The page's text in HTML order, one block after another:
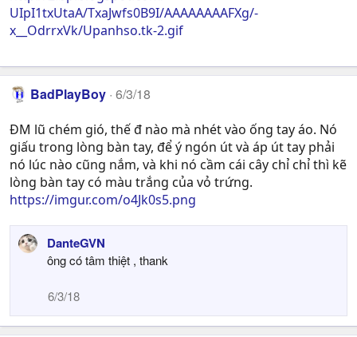
UIpI1txUtaA/TxaJwfs0B9I/AAAAAAAAFXg/-
x__OdrrxVk/Upanhso.tk-2.gif
BadPlayBoy 6/3/18
ĐM lũ chém gió, thế đ nào mà nhét vào ống tay áo. Nó
giấu trong lòng bàn tay, để ý ngón út và áp út tay phải
nó lúc nào cũng nắm, và khi nó cầm cái cây chỉ chỉ thì kẽ
lòng bàn tay có màu trắng của vỏ trứng.
https://imgur.com/o4Jk0s5.png
DanteGVN
ông có tâm thiệt , thank
6/3/18